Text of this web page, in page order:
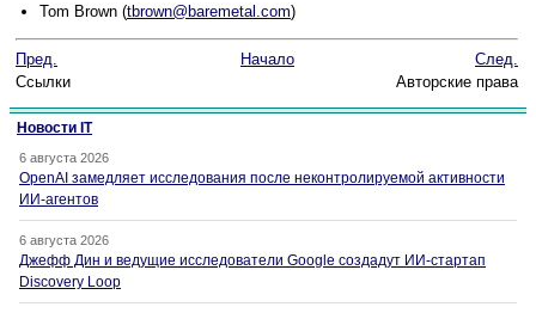
Tom Brown (tbrown@baremetal.com)
Пред. Начало
След.
Ссылки
Авторские права
Новости IT
6 августа 2026
OpenAI замедляет исследования после неконтролируемой активности
ИИ-агентов
6 августа 2026
Джефф Дин и ведущие исследователи Google создадут ИИ-стартап
Discovery Loop